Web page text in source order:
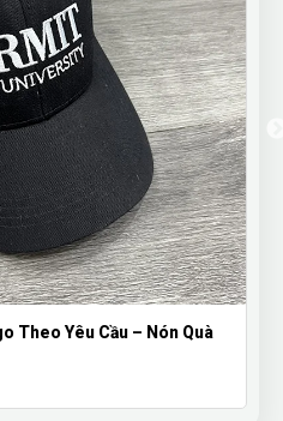
Theo Yêu Cầu – Nón Quà